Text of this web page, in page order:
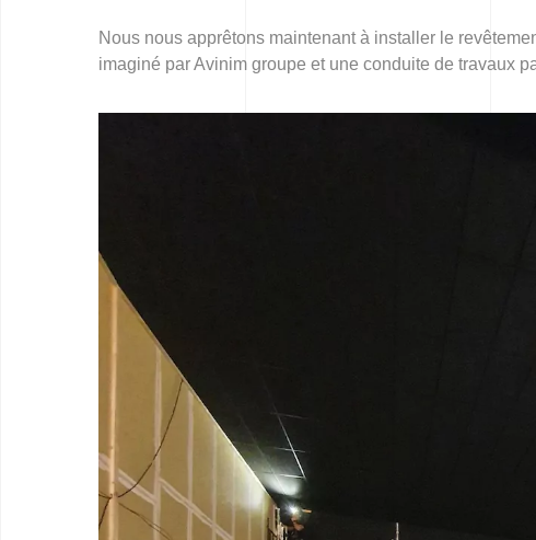
Nous nous apprêtons maintenant à installer le
imaginé par Avinim groupe et une conduite de travaux